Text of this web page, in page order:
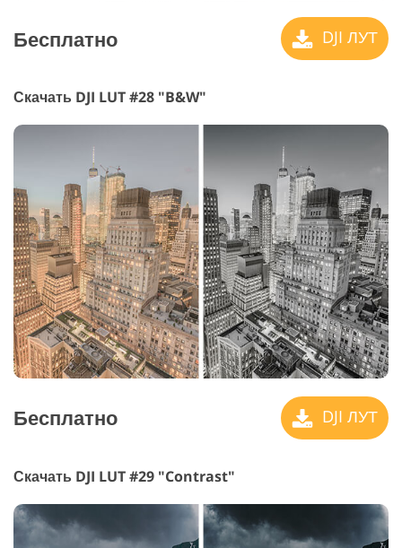
Бесплатно DJI ЛУТ
Скачать DJI LUT #28 "B&W"
Бесплатно DJI ЛУТ
Скачать DJI LUT #29 "Contrast"